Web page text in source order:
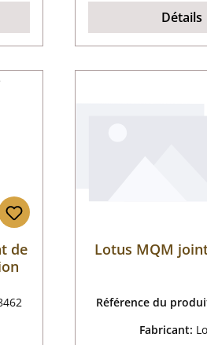
Détails
de
Lotus MQM
Référence du
Fabricant: